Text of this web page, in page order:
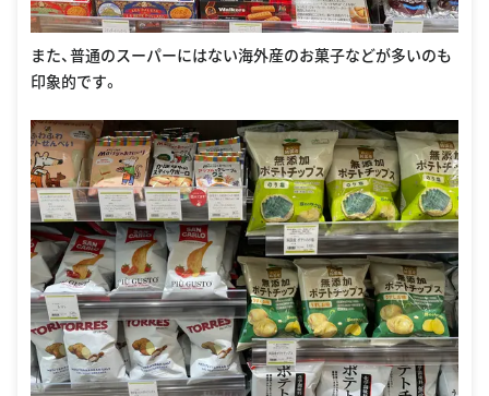
また、普通のスーパーにはない海外産のお菓子などが多いのも
印象的です。